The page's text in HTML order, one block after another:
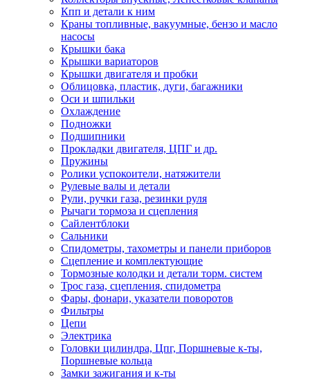
Кпп и детали к ним
Краны топливные, вакуумные, бензо и масло
насосы
Крышки бака
Крышки вариаторов
Крышки двигателя и пробки
Облицовка, пластик, дуги, багажники
Оси и шпильки
Охлаждение
Подножки
Подшипники
Прокладки двигателя, ЦПГ и др.
Пружины
Ролики успокоители, натяжители
Рулевые валы и детали
Рули, ручки газа, резинки руля
Рычаги тормоза и сцепления
Сайлентблоки
Сальники
Спидометры, тахометры и панели приборов
Сцепление и комплектующие
Тормозные колодки и детали торм. систем
Трос газа, сцепления, спидометра
Фары, фонари, указатели поворотов
Фильтры
Цепи
Электрика
Головки цилиндра, Цпг, Поршневые к-ты,
Поршневые кольца
Замки зажигания и к-ты